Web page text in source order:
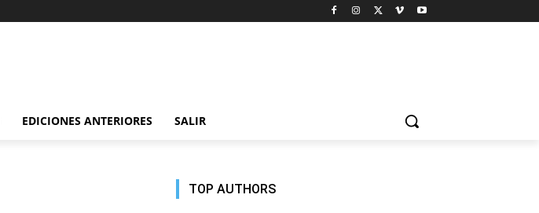
EDICIONES ANTERIORES SALIR
TOP AUTHORS